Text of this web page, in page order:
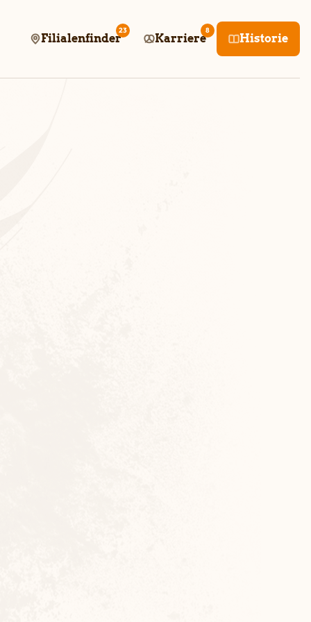
Filialenfinder
23
Karriere
8
Historie